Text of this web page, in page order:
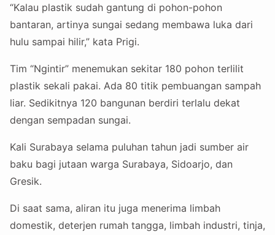
“Kalau plastik sudah gantung di pohon-pohon
bantaran, artinya sungai sedang membawa luka dari
hulu sampai hilir,” kata Prigi.
Tim “Ngintir” menemukan sekitar 180 pohon terlilit
plastik sekali pakai. Ada 80 titik pembuangan sampah
liar. Sedikitnya 120 bangunan berdiri terlalu dekat
dengan sempadan sungai.
Kali Surabaya selama puluhan tahun jadi sumber air
baku bagi jutaan warga Surabaya, Sidoarjo, dan
Gresik.
Di saat sama, aliran itu juga menerima limbah
domestik, deterjen rumah tangga, limbah industri, tinja,